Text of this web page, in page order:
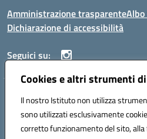
Cookies e altri strumenti
Il nostro Istituto non utilizza
sono utilizzati esclusivamente
corretto funzionamento del sito,
Amministrazione trasparente
Dichiarazione di accessibilità
Seguici su:
ISTITUTO ISTRUZIONE SUPERIORE
Codice fiscale: 80004310902 Codice
Telefono: 079951627